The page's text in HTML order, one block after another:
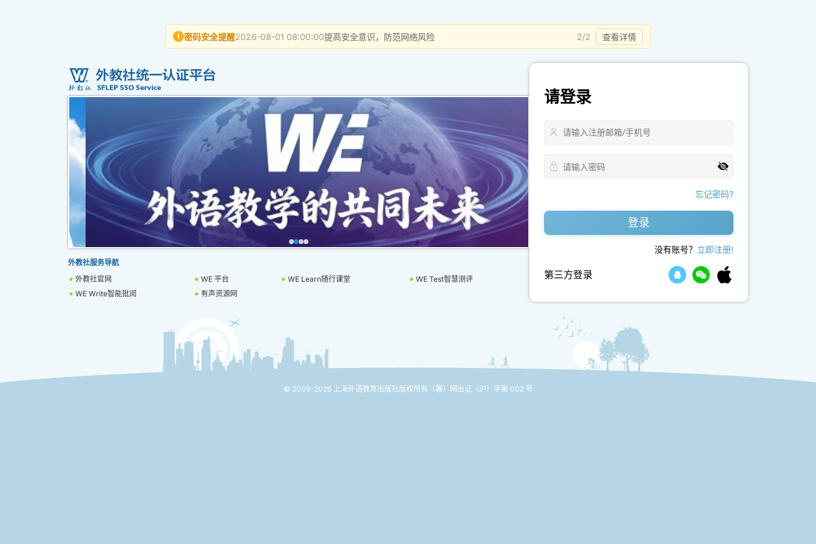
! 密码安全提醒2026-08-01 08:00:00提高安全意识，防范网络风险 2/2 查看详情
外教社服务导航
外教社官网
WE 平台 WE Learn随行课堂
WE Test智慧测评
WE Write智能批阅
有声资源网
请登录
忘记密码?
登录
没有账号？ 立即注册!
第三方登录
© 2009-2026 上海外语教育出版社版权所有 （署）网出证（沪）字第 002 号